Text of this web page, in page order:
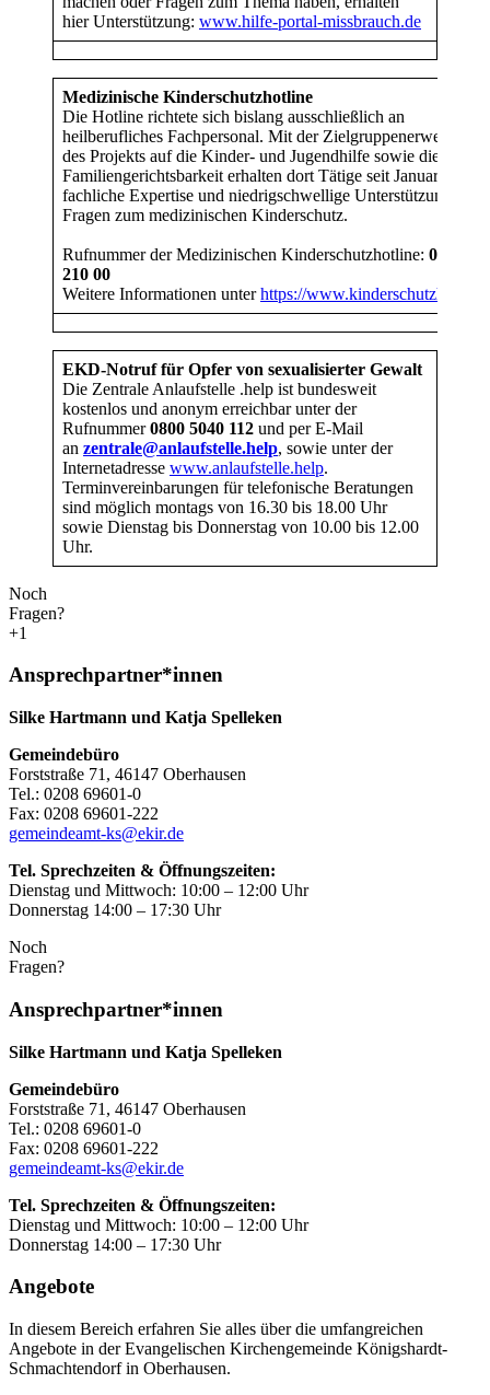
hier Unterstützung: www.hilfe-portal-missbrauch.de
Medizinische Kinderschutzhotline
Die Hotline richtete sich bislang ausschließlich an
heilberufliches Fachpersonal. Mit der Zielgruppenerweiterung
des Projekts auf die Kinder- und Jugendhilfe sowie die
Familiengerichtsbarkeit erhalten dort Tätige seit Januar
fachliche Expertise und niedrigschwellige Unterstützung bei
Fragen zum medizinischen Kinderschutz.
Rufnummer der Medizinischen Kinderschutzhotline: 0 800 /
210 00
Weitere Informationen unterhttps://
EKD-Notruf für Opfer von sexualisierter Gewalt
Die Zentrale Anlaufstelle .help ist bundesweit
kostenlos und anonym erreichbar unter der
Rufnummer0800 5040 112 und per E-Mail
an zentrale@anlaufstelle.help, sowie unter der
Internetadresse www.anlaufstelle.help.
Terminvereinbarungen für telefonische Beratungen
sind möglich montags von 16.30 bis 18.00 Uhr
sowie Dienstag bis Donnerstag von 10.00 bis 12.00
Uhr.
Noch
Fragen?
+1
Ansprechpartner*innen
Silke Hartmann und Katja Spelleken
Gemeindebüro
Forststraße 71, 46147 Oberhausen
Tel.: 0208 69601-0
Fax: 0208 69601-222
gemeindeamt-ks@ekir.de
Tel. Sprechzeiten & Öffnungszeiten:
Dienstag und Mittwoch: 10:00 – 12:00 Uhr
Donnerstag 14:00 – 17:30 Uhr
Noch
Fragen?
Ansprechpartner*innen
Silke Hartmann und Katja Spelleken
Gemeindebüro
Forststraße 71, 46147 Oberhausen
Tel.: 0208 69601-0
Fax: 0208 69601-222
gemeindeamt-ks@ekir.de
Tel. Sprechzeiten & Öffnungszeiten:
Dienstag und Mittwoch: 10:00 – 12:00 Uhr
Donnerstag 14:00 – 17:30 Uhr
Angebote
In diesem Bereich erfahren Sie alles über die umfangreichen
Angebote in der Evangelischen Kirchengemeinde Königshardt-
Schmachtendorf in Oberhausen.